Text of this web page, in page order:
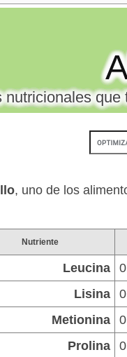
, uno de los
Nutriente
Leucina
Lisina
Metionina
Prolina